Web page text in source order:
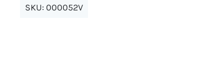
SKU: 000052V